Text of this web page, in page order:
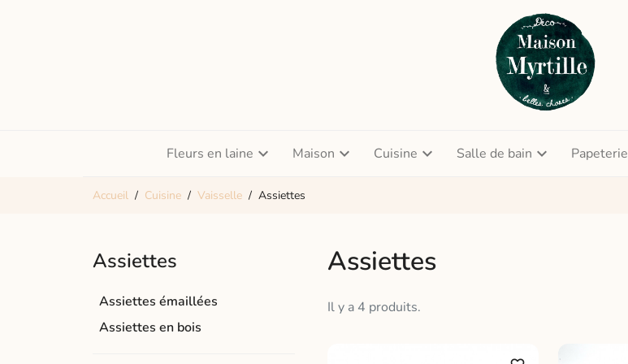
Fleurs en laine Maison Cuisine Salle de bain Papeterie
Accueil Cuisine Vaisselle Assiettes
Assiettes
Assiettes émaillées
Assiettes en bois
Assiettes
Il y a 4 produits.